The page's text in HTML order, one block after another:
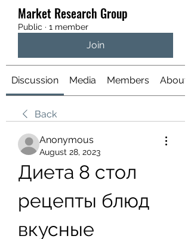
Market Research Group
Public · 1 member
Join
Discussion Media Members About
Back
Anonymous
August 28, 2023
Диета 8 стол
рецепты блюд
вкусные